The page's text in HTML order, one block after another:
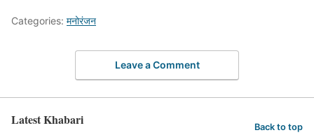
Categories: मनोरंजन
Leave a Comment
Latest Khabari Back to top